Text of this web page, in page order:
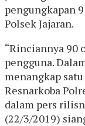
pengungkapan
Polsek Jajaran.
“Rinciannya 90
pengguna.
menangkap
Resnarkoba
dalam pers
(22/3/2019)